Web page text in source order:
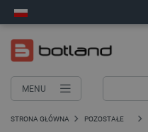
MENU
STRONA GŁÓWNA POZOSTAŁE